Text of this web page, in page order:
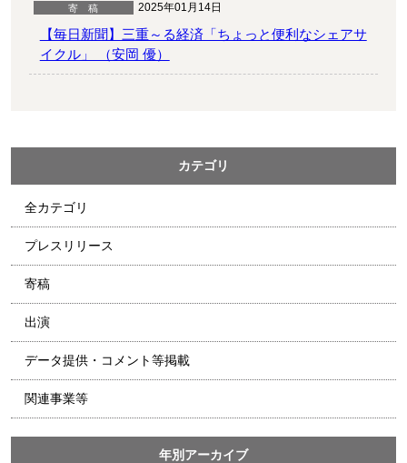
2025年01月14日
【毎日新聞】三重～る経済「ちょっと便利なシェアサ
イクル」 （安岡 優）
カテゴリ
全カテゴリ
プレスリリース
寄稿
出演
データ提供・コメント等掲載
関連事業等
年別アーカイブ